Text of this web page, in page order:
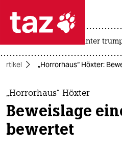
 taz zahl
taz zahl ich
themen
politik
öko
usa unter
„Horrorhaus“ Höxter:
„Horrorhaus“ Höxter
Beweislage
bewertet